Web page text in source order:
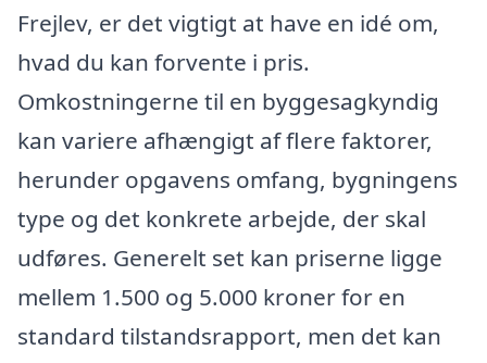
Frejlev, er det vigtigt at have en idé om,
hvad du kan forvente i pris.
Omkostningerne til en byggesagkyndig
kan variere afhængigt af flere faktorer,
herunder opgavens omfang, bygningens
type og det konkrete arbejde, der skal
udføres. Generelt set kan priserne ligge
mellem 1.500 og 5.000 kroner for en
standard tilstandsrapport, men det kan